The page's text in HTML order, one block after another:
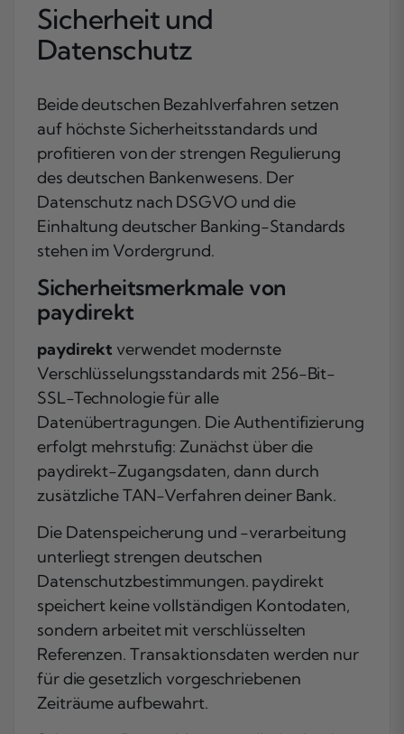
Sicherheit und
Datenschutz
Beide deutschen Bezahlverfahren setzen
auf höchste Sicherheitsstandards und
profitieren von der strengen Regulierung
des deutschen Bankenwesens. Der
Datenschutz nach DSGVO und die
Einhaltung deutscher Banking-Standards
stehen im Vordergrund.
Sicherheitsmerkmale von
paydirekt
paydirekt verwendet modernste
Verschlüsselungsstandards mit 256-Bit-
SSL-Technologie für alle
Datenübertragungen. Die Authentifizierung
erfolgt mehrstufig: Zunächst über die
paydirekt-Zugangsdaten, dann durch
zusätzliche TAN-Verfahren deiner Bank.
Die Datenspeicherung und -verarbeitung
unterliegt strengen deutschen
Datenschutzbestimmungen. paydirekt
speichert keine vollständigen Kontodaten,
sondern arbeitet mit verschlüsselten
Referenzen. Transaktionsdaten werden nur
für die gesetzlich vorgeschriebenen
Zeiträume aufbewahrt.